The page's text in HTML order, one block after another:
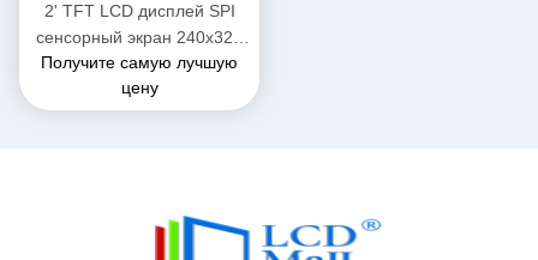
2' TFT LCD дисплей SPI
сенсорный экран 240x320
разрешение ST7789 SPI
интерфейс
Получите самую лучшую
цену